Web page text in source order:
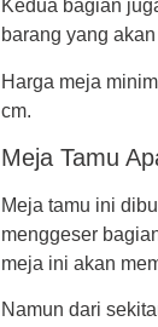
Kedua bagian
barang yang
Harga meja
cm.
Meja Tamu
Meja tamu ini
menggeser
meja ini akan
Namun dari